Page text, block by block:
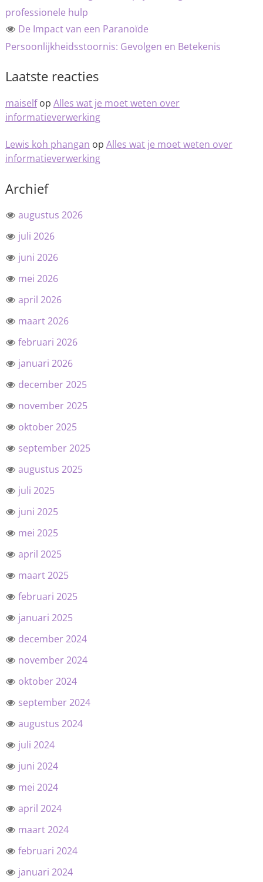
professionele hulp
De Impact van een Paranoïde
Persoonlijkheidsstoornis: Gevolgen en Betekenis
Laatste reacties
maiselfop Alles wat je moet weten over
informatieverwerking
Lewis koh phangan op Alles wat je moet weten over
informatieverwerking
Archief
augustus 2026
juli 2026
juni 2026
mei 2026
april 2026
maart 2026
februari 2026
januari 2026
december 2025
november 2025
oktober 2025
september 2025
augustus 2025
juli 2025
juni 2025
mei 2025
april 2025
maart 2025
februari 2025
januari 2025
december 2024
november 2024
oktober 2024
september 2024
augustus 2024
juli 2024
juni 2024
mei 2024
april 2024
maart 2024
februari 2024
januari 2024